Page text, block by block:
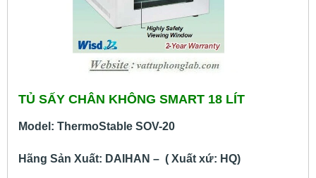
TỦ SẤY CHÂN KHÔNG SMART 18 LÍT
Model: ThermoStable SOV-20
Hãng Sản Xuất: DAIHAN – ( Xuất xứ: HQ)